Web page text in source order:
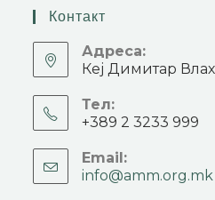
Контакт
Адреса:
Кеј Димитар
Тел:
+389 2 3233 999
Email:
info@amm.org.mk